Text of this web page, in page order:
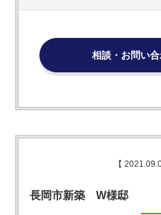
相談・お問い
【
長岡市新築 W様邸